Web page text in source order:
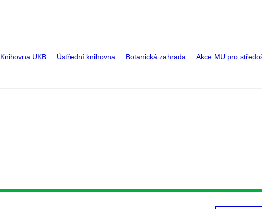
Knihovna UKB Ústřední knihovna Botanická zahrada Akce MU pro